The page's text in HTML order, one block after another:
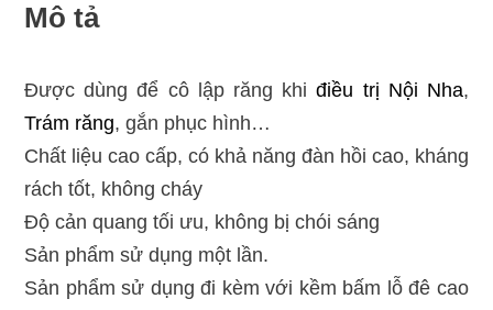
Mô tả
Được dùng để cô lập răng khiđiều trị Nội Nha,
Trám răng, gắn phục hình…
Chất liệu cao cấp, có khả năng đàn hồi cao, kháng
rách tốt, không cháy
Độ cản quang tối ưu, không bị chói sáng
Sản phẩm sử dụng một lần.
Sản phẩm sử dụng đi kèm với kềm bấm lỗ đê cao